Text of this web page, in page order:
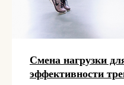
Смена нагрузки
эффективности